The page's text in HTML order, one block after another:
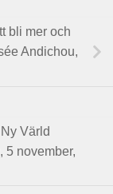
bli mer och
Andichou,
Värld
5 november,